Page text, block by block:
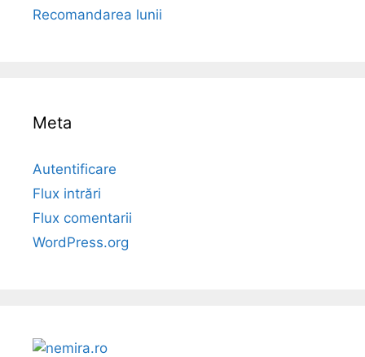
Recomandarea lunii
Meta
Autentificare
Flux intrări
Flux comentarii
WordPress.org